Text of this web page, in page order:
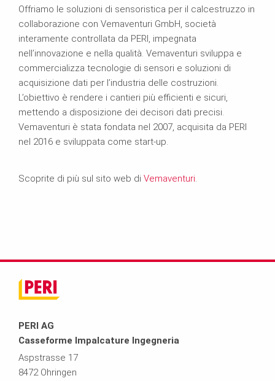
Offriamo le soluzioni di sensoristica per il calcestruzzo in
collaborazione con Vemaventuri GmbH, società
interamente controllata da PERI, impegnata
nell’innovazione e nella qualità. Vemaventuri sviluppa e
commercializza tecnologie di sensori e soluzioni di
acquisizione dati per l’industria delle costruzioni.
L’obiettivo è rendere i cantieri più efficienti e sicuri,
mettendo a disposizione dei decisori dati precisi.
Vemaventuri è stata fondata nel 2007, acquisita da PERI
nel 2016 e sviluppata come start-up.
Scoprite di più sul sito web di Vemaventuri.
PERI AG
Casseforme Impalcature Ingegneria
Aspstrasse 17
8472 Ohringen